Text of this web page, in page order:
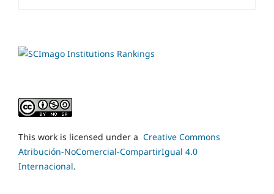
This work is licensed under a Creative Commons
Atribución-NoComercial-CompartirIgual 4.0
Internacional.